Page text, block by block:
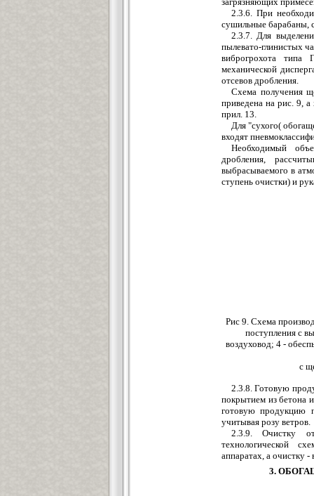
2.3.6. При
сушильные барабаны,
2.3.7. Для
пылевато-глинистых
виброгрохота
механической
отсевов дробления.
Схема получения
приведена на рис. 9, а
прил. 13.
Для "сухого(
входят
Необходимый
дробления,
выбрасываемого в
ступень очистки) и
Рис 9. Схема
поступления с
воздуховод; 4 -
с
2.3.8. Готовую
покрытием из бетона
готовую продукцию
учитывая розу ветров.
2.3.9. Очистку
технологической
аппаратах, а очистку -
3.